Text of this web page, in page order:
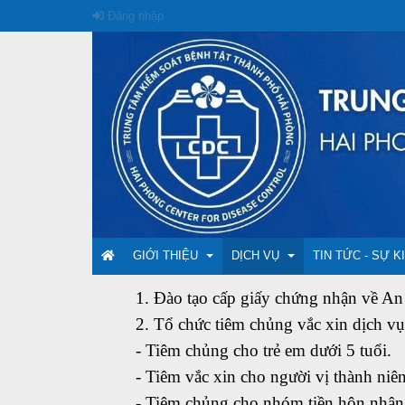
Đăng nhập
GIỚI THIỆU
Giới thiệu chung
Chức năng, nhiệm vụ
DỊCH VỤ
Tiêm chủng BẢNG GIÁ
Xét nghiệm
TIN TỨC - SỰ
CÁC HOẠT
ĐÀO TẠO - TẬP
1. Đào tạo cấp giấy chứng nhận về
2. Tổ chức tiêm chủng vắc xin dịch
- Tiêm chủng cho trẻ em dưới 5 tuổi.
- Tiêm vắc xin cho người vị thành